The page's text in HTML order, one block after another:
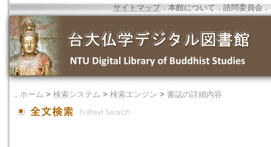
サイトマップ．本館について ． 諮問委員会 ．
． ホーム > 検索システム > 検索エンジン > 書誌の詳細内容